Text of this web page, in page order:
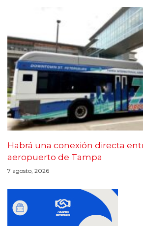
Habrá una conexión directa
aeropuerto de Tampa
7 agosto, 2026